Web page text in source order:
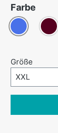
Farbe
Blau
Größe
Größe-
XXL